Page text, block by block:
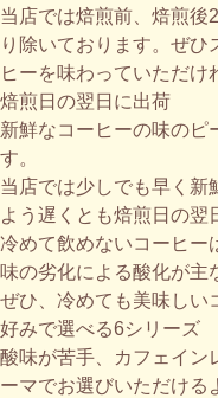
当店では焙煎前、焙煎後
り除いております。ぜ
ヒーを味わっていただけ
焙煎日の翌日に出荷
新鮮なコーヒーの味のピ
す。
当店では少しでも早く新
よう遅くとも焙煎日の翌
冷めて飲めないコーヒー
味の劣化による酸化が主
ぜひ、冷めても美味しい
好みで選べる6シリーズ
酸味が苦手、カフェイン
ーマでお選びいただける